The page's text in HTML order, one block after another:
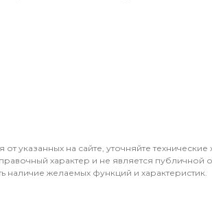
от указанных на сайте, уточняйте
характер и не является публичной
желаемых функций и характеристик.